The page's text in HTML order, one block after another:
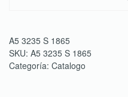
A5 3235 S 1865
SKU: A5 3235 S 1865
Categoría: Catalogo